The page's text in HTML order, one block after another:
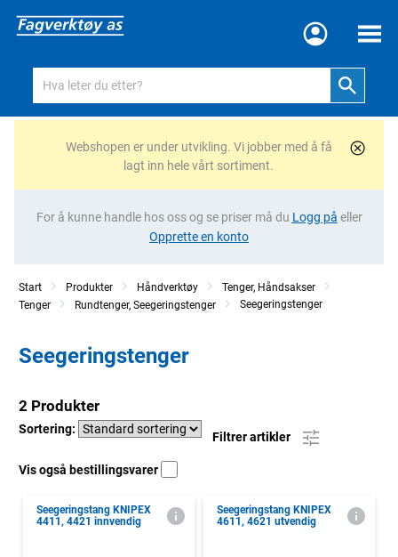
Meny
Webshopen er under utvikling. Vi jobber med å få
lagt inn hele vårt sortiment.
For å kunne handle hos oss og se priser må du Logg på eller
Opprette en konto
Start Produkter Håndverktøy
Tenger, Håndsakser
Tenger
Rundtenger, Seegeringstenger Seegeringstenger
Seegeringstenger
2 Produkter
Sortering:
Filtrer artikler
Vis også bestillingsvarer
Seegeringstang KNIPEX
4411, 4421 innvendig
Seegeringstang KNIPEX
4611, 4621 utvendig